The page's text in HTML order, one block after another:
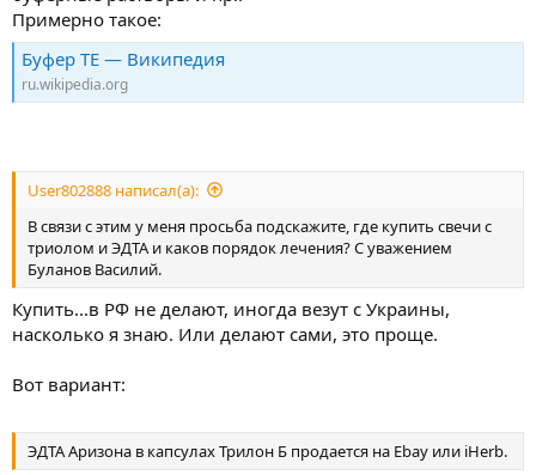
Примерно такое:
Буфер TE — Википедия
ru.wikipedia.org
User802888 написал(а):
В связи с этим у меня просьба подскажите, где купить свечи с
триолом и ЭДТА и каков порядок лечения? С уважением
Буланов Василий.
Купить...в РФ не делают, иногда везут с Украины,
насколько я знаю. Или делают сами, это проще.
Вот вариант:
ЭДТА Аризона в капсулах Трилон Б продается на Ebay или iHerb.